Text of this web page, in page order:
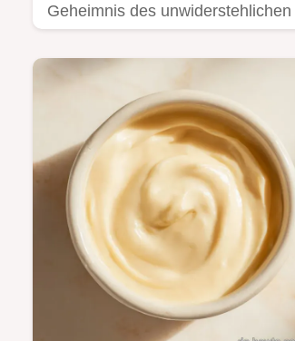
Geheimnis des unwiderstehlichen